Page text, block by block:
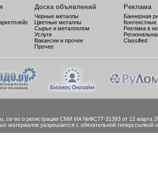
Доска объявлений
Черные металлы
Цветные металлы
Сырье и металлолом
Услуги
Вакансии и прочее
Прочее
Реклама
Баннерная
Реклама в
Classified
св-во о регистрации СМИ ИА №ФС77-31393 от 12 марта
материалов разрешается с обязательной гиперссылкой